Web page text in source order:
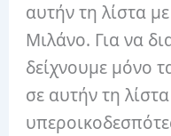
αυτήν τη λίστα
Μιλάνο. Για να
δείχνουμε μόνο
σε αυτήν τη